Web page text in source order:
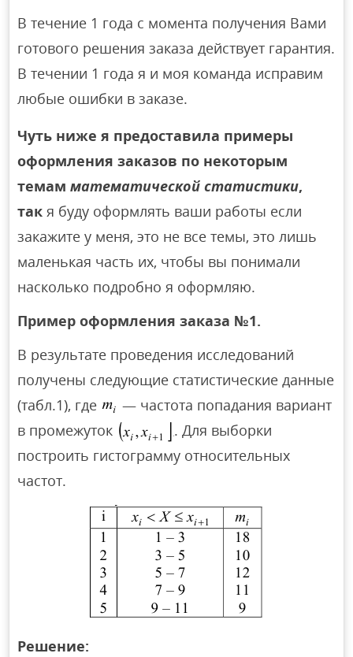
В течение 1 года с момента получения Вами
готового решения заказа действует гарантия.
В течении 1 года я и моя команда исправим
любые ошибки в заказе.
Чуть ниже я предоставила примеры
оформления заказов по некоторым
темамматематической статистики,
такя буду оформлять ваши работы если
закажите у меня, это не все темы, это лишь
маленькая часть их, чтобы вы понимали
насколько подробно я оформляю.
Пример оформления заказа №1.
В результате проведения исследований
получены следующие статистические данные
(табл.1), где
— частота попадания вариант
в промежуток
. Для выборки
построить гистограмму относительных
частот.
Решение: